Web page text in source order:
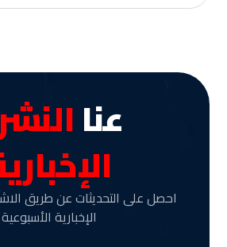
عنا
احصل على التحديثات عن طريق
الإخبارية الأسبوعية